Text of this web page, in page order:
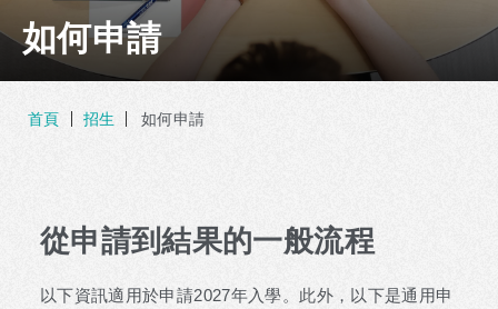
如何申請
首頁 招生 如何申請
從申請到結果的一般流程
以下資訊適用於申請2027年入學。此外，以下是通用申